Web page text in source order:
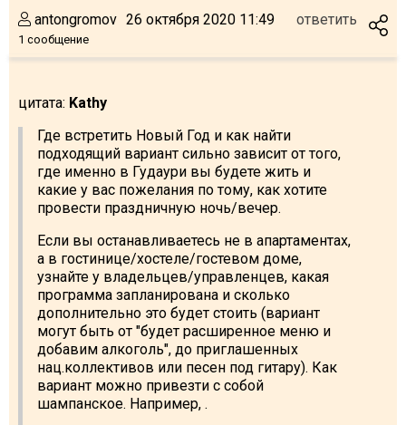
antongromov
1 сообщение
26 октября 2020 11:49 ответить
цитата: Kathy
Где встретить Новый Год и как найти
подходящий вариант сильно зависит от того,
где именно в Гудаури вы будете жить и
какие у вас пожелания по тому, как хотите
провести праздничную ночь/вечер.
Если вы останавливаетесь не в апартаментах,
а в гостинице/хостеле/гостевом доме,
узнайте у владельцев/управленцев, какая
программа запланирована и сколько
дополнительно это будет стоить (вариант
могут быть от "будет расширенное меню и
добавим алкоголь", до приглашенных
нац.коллективов или песен под гитару). Как
вариант можно привезти с собой
шампанское. Например, .